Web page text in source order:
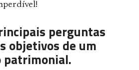
perguntas
objetivos de um
patrimonial.